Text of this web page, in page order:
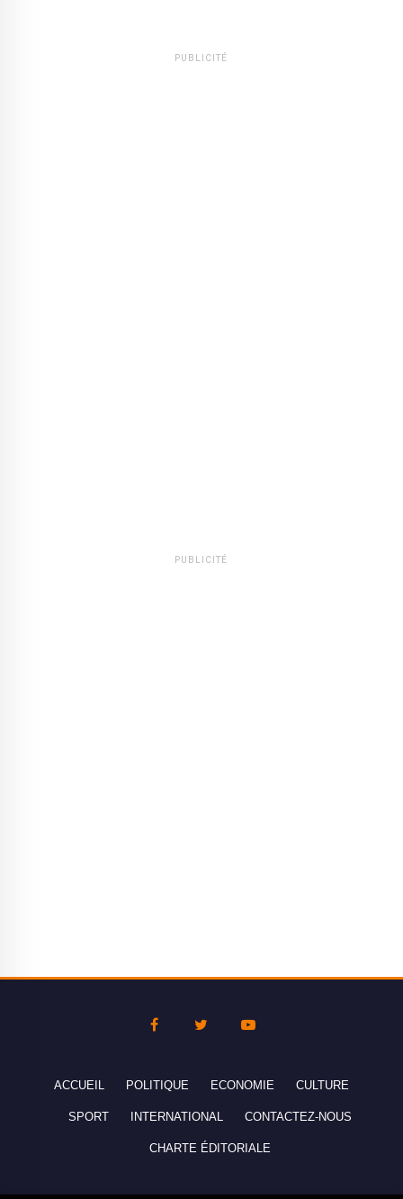
PUBLICITÉ
PUBLICITÉ
ACCUEIL POLITIQUE ECONOMIE CULTURE
SPORT INTERNATIONAL CONTACTEZ-NOUS
CHARTE ÉDITORIALE